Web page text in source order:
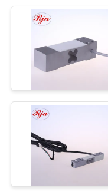
KIỂM
SOÁT
CHẤT
LƯỢNG
LIÊN
CHÚNG
TÔI
Tế
song